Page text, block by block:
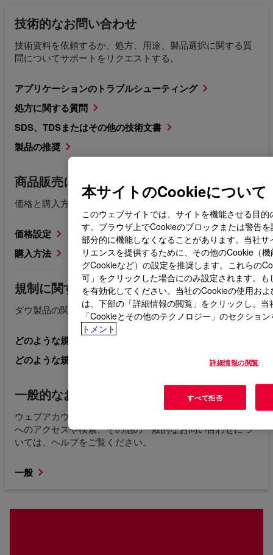
技術的なお問い合わせ
技術資料を依頼するか、処方、用途、製品選択に関する質
問についてサポートをリクエストする。
アプリケーションのトラブルシューティング
処方に関する質問
SDS、TDSまたはその他の技術文書
製品の推奨
商品販売に関するお問い合わせ
価格と購入方法に関する情報をご覧ください。
価格設定
購入方法
規制に関するお問い合わせ
ダウ製品の関連規制文書をリクエストする。
どのような規制情報を求めているかが分かっている。
どのような規制情報を求めているか分かりません。
一般的なお問い合わせ
ウェブアカウント登録、ウェブサイトエラー、コンテンツ
へのアクセスや検索、その他の一般的なお問い合わせにつ
いては、ヘルプをご覧ください。
一般
本サイトのCookieについて
このウェブサイトでは、サイトを機能させる目
す。ブラウザ上でCookieのブロックまたは警告
部分的に機能しなくなることがあります。当社
リエンスを提供するために、その他のCookie（
グCookieなど）の設定を推奨します。これらの
可」をクリックした場合にのみ設定されます。
を有効化してください。当社のCookieの使用お
は、下部の「詳細情報の閲覧」をクリックし、
「Cookieとその他のテクノロジー」のセクショ
トメント
詳細情報の閲覧
すべて拒否